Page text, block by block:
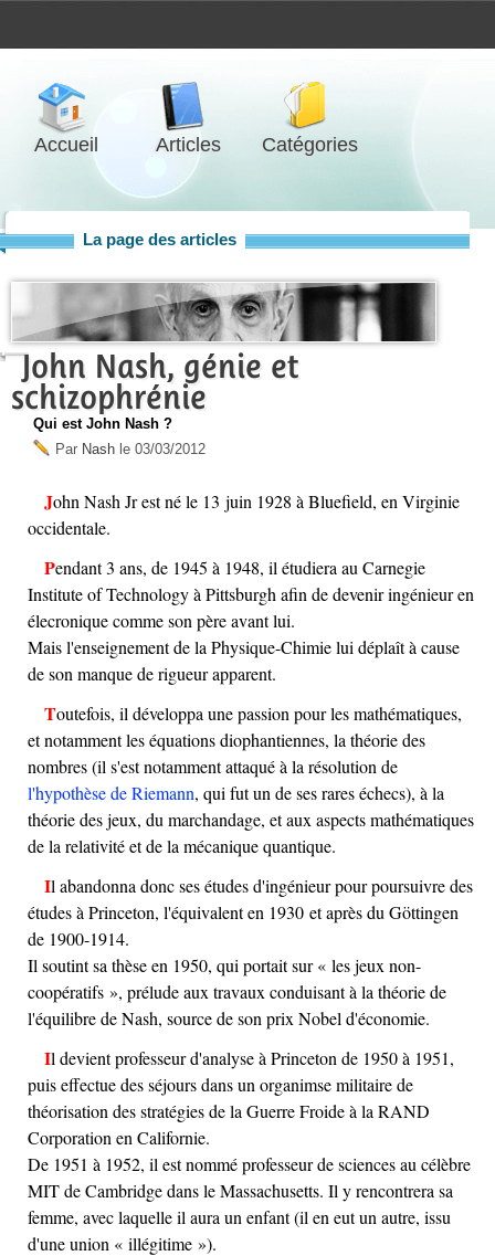
Accueil Articles Catégories
La page des articles
John Nash, génie et
schizophrénie
Qui est John Nash ?
Par Nash le 03/03/2012
John Nash Jr est né le 13 juin 1928 à Bluefield, en Virginie
occidentale.
Pendant 3 ans, de 1945 à 1948, il étudiera au Carnegie
Institute of Technology à Pittsburgh afin de devenir ingénieur en
élecronique comme son père avant lui.
Mais l'enseignement de la Physique-Chimie lui déplaît à cause
de son manque de rigueur apparent.
Toutefois, il développa une passion pour les mathématiques,
et notamment les équations diophantiennes, la théorie des
nombres (il s'est notamment attaqué à la résolution de
l'hypothèse de Riemann, qui fut un de ses rares échecs), à la
théorie des jeux, du marchandage, et aux aspects mathématiques
de la relativité et de la mécanique quantique.
Il abandonna donc ses études d'ingénieur pour poursuivre des
études à Princeton, l'équivalent en 1930 et après du Göttingen
de 1900-1914.
Il soutint sa thèse en 1950, qui portait sur « les jeux non-
coopératifs », prélude aux travaux conduisant à la théorie de
l'équilibre de Nash, source de son prix Nobel d'économie.
Il devient professeur d'analyse à Princeton de 1950 à 1951,
puis effectue des séjours dans un organimse militaire de
théorisation des stratégies de la Guerre Froide à la RAND
Corporation en Californie.
De 1951 à 1952, il est nommé professeur de sciences au célèbre
MIT de Cambridge dans le Massachusetts. Il y rencontrera sa
femme, avec laquelle il aura un enfant (il en eut un autre, issu
d'une union « illégitime »).